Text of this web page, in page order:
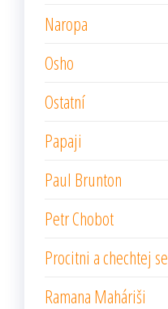
Naropa
Osho
Ostatní
Papaji
Paul Brunton
Petr Chobot
Procitni a chechtej se
Ramana Maháriši